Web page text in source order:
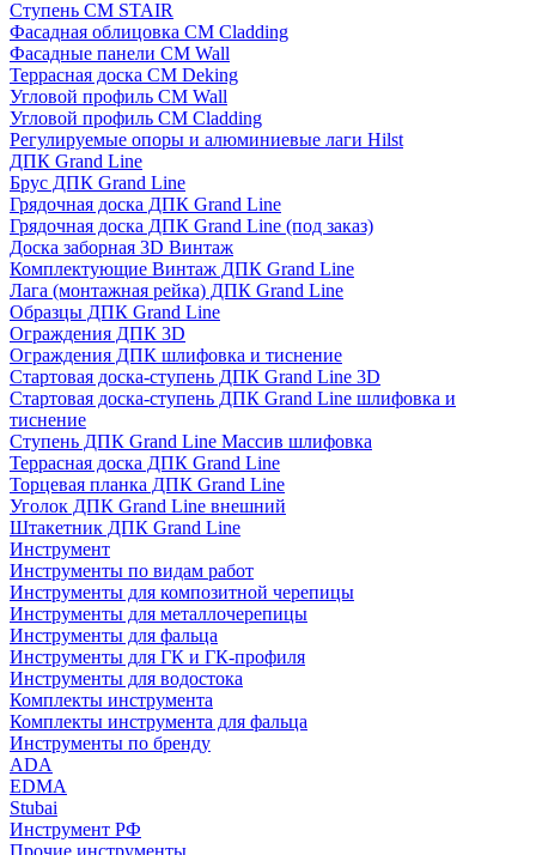
Ступень CM STAIR
Фасадная облицовка CM Cladding
Фасадные панели CM Wall
Террасная доска CM Deking
Угловой профиль CM Wall
Угловой профиль CM Cladding
Регулируемые опоры и алюминиевые лаги Hilst
ДПК Grand Line
Брус ДПК Grand Line
Грядочная доска ДПК Grand Line
Грядочная доска ДПК Grand Line (под заказ)
Доска заборная 3D Винтаж
Комплектующие Винтаж ДПК Grand Line
Лага (монтажная рейка) ДПК Grand Line
Образцы ДПК Grand Line
Ограждения ДПК 3D
Ограждения ДПК шлифовка и тиснение
Стартовая доска-ступень ДПК Grand Line 3D
Стартовая доска-ступень ДПК Grand Line шлифовка и
тиснение
Ступень ДПК Grand Line Массив шлифовка
Террасная доска ДПК Grand Line
Торцевая планка ДПК Grand Line
Уголок ДПК Grand Line внешний
Штакетник ДПК Grand Line
Инструмент
Инструменты по видам работ
Инструменты для композитной черепицы
Инструменты для металлочерепицы
Инструменты для фальца
Инструменты для ГК и ГК-профиля
Инструменты для водостока
Комплекты инструмента
Комплекты инструмента для фальца
Инструменты по бренду
ADA
EDMA
Stubai
Инструмент РФ
Прочие инструменты